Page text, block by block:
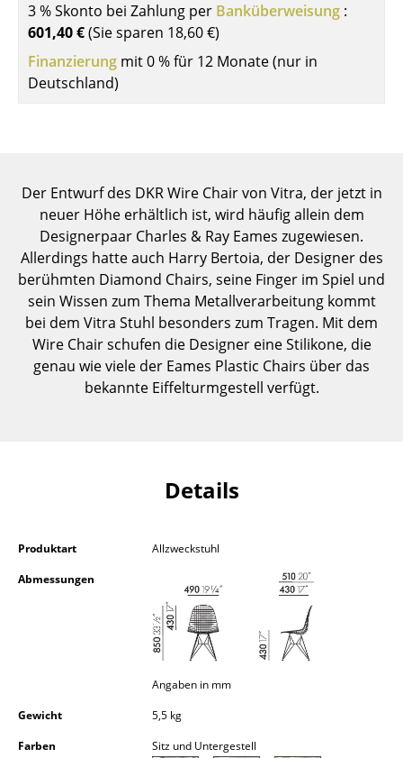
Aufbewahren
Regale & Schränke
Bücherregale
TV Möbel
Beistell- & Rollcontainer
Barmöbel
Garderoben
Kleinaufbewahrung
Einzelteile
Hängeleuchten & Deckenleuchten
Schreibtischleuchten
Stehleuchten & Leseleuchten
Outdoor-Leuchten
Akkuleuchten
3 % Skonto bei Zahlung per Banküberweisung :
601,40 €(Sie sparen 18,60 €)
Finanzierung mit 0 % für 12 Monate (nur in
Deutschland)
Der Entwurf des DKR Wire Chair von Vitra, der jetzt in
neuer Höhe erhältlich ist, wird häufig allein dem
Designerpaar Charles & Ray Eames zugewiesen.
Allerdings hatte auch Harry Bertoia, der Designer des
berühmten Diamond Chairs, seine Finger im Spiel und
sein Wissen zum Thema Metallverarbeitung kommt
bei dem Vitra Stuhl besonders zum Tragen. Mit dem
Wire Chair schufen die Designer eine Stilikone, die
genau wie viele der Eames Plastic Chairs über das
bekannte Eiffelturmgestell verfügt.
Details
Produktart
Allzweckstuhl
Abmessungen
Angaben in mm
Gewicht
5,5 kg
Farben
Sitz und Untergestell